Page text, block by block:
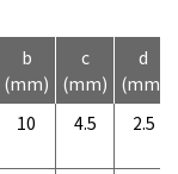
b
(mm)
c
(mm)
d
(mm)
10 4.5 2.5